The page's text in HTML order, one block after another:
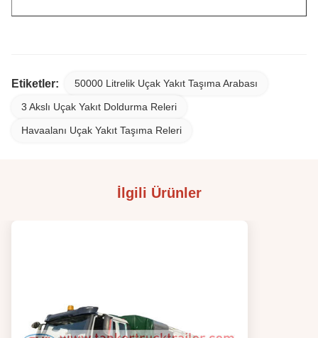
Etiketler: 50000 Litrelik Uçak Yakıt Taşıma Arabası
3 Akslı Uçak Yakıt Doldurma Releri
Havaalanı Uçak Yakıt Taşıma Releri
İlgili Ürünler